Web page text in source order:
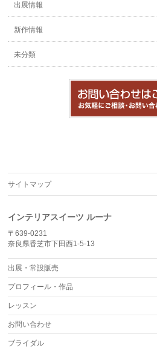
出展情報
新作情報
未分類
サイトマップ
インテリアスイーツ ルーナ
〒639-0231
奈良県香芝市下田西1-5-13
出展・常設販売
プロフィール・作品
レッスン
お問い合わせ
ブライダル